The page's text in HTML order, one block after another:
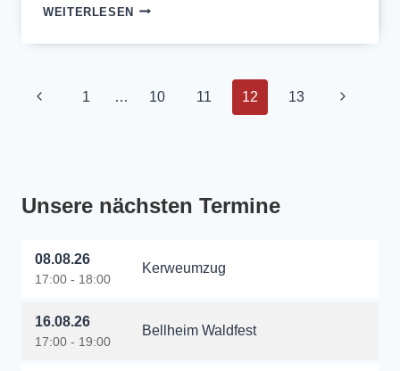
WEITERLESEN STIMMUNGSVOLLER
IN
Seitennavigation
Vorherige1 … 10 11 12 13 Nächste
Unsere nächsten Termine
08.08.26
17:00 - 18:00
Kerweumzug
16.08.26
17:00 - 19:00
Bellheim Waldfest